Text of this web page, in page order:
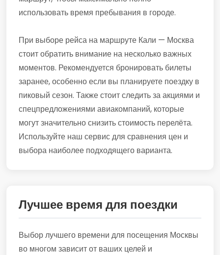
использовать время пребывания в городе.
При выборе рейса на маршруте Кали — Москва
стоит обратить внимание на несколько важных
моментов. Рекомендуется бронировать билеты
заранее, особенно если вы планируете поездку в
пиковый сезон. Также стоит следить за акциями и
спецпредложениями авиакомпаний, которые
могут значительно снизить стоимость перелёта.
Используйте наш сервис для сравнения цен и
выбора наиболее подходящего варианта.
Лучшее время для поездки
Выбор лучшего времени для посещения Москвы
во многом зависит от ваших целей и